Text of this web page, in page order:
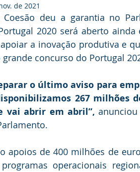
FUNDO AMBIENTAL
de 2021
deu a garantia no
2020 será aberto
a inovação produtiva e
concurso do Portugal
o último aviso para
267 milhões
vai abrir em abril”,
apoios de 400 milhões de
operacionais